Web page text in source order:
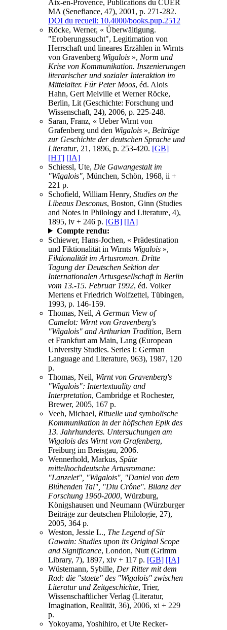
Aix-en-Provence, Publications du CUER
MA (Senefiance, 47), 2001, p. 271-282.
DOI du recueil: 10.4000/books.pup.2512
Röcke, Werner, « Überwältigung.
"Eroberungssucht", Legitimation von
Herrschaft und lineares Erzählen in Wirnts
von Gravenberg Wigalois », Norm und
Krise von Kommunikation. Inszenierungen
literarischer und sozialer Interaktion im
Mittelalter. Für Peter Moos, éd. Alois
Hahn, Gert Melville et Werner Röcke,
Berlin, Lit (Geschichte: Forschung und
Wissenschaft, 24), 2006, p. 225-248.
Saran, Franz, « Ueber Wirnt von
Grafenberg und den Wigalois », Beiträge
zur Geschichte der deutschen Sprache und
Literatur, 21, 1896, p. 253-420. [GB]
[HT] [IA]
Schiessl, Ute, Die Gawangestalt im
"Wigalois", München, Schön, 1968, ii +
221 p.
Schofield, William Henry, Studies on the
Libeaus Desconus, Boston, Ginn (Studies
and Notes in Philology and Literature, 4),
1895, iv + 246 p. [GB] [IA]
Compte rendu:
Schiewer, Hans-Jochen, « Prädestination
und Fiktionalität in Wirnts Wigalois »,
Fiktionalität im Artusroman. Dritte
Tagung der Deutschen Sektion der
Internationalen Artusgesellschaft in Berlin
vom 13.-15. Februar 1992, éd. Volker
Mertens et Friedrich Wolfzettel, Tübingen,
1993, p. 146-159.
Thomas, Neil, A German View of
Camelot: Wirnt von Gravenberg's
"Wigalois" and Arthurian Tradition, Bern
et Frankfurt am Main, Lang (European
University Studies. Series I: German
Language and Literature, 963), 1987, 120
p.
Thomas, Neil, Wirnt von Gravenberg's
"Wigalois": Intertextuality and
Interpretation, Cambridge et Rochester,
Brewer, 2005, 167 p.
Veeh, Michael, Rituelle und symbolische
Kommunikation in der höfischen Epik des
13. Jahrhunderts. Untersuchungen am
Wigalois des Wirnt von Grafenberg,
Freiburg im Breisgau, 2006.
Wennerhold, Markus, Späte
mittelhochdeutsche Artusromane:
"Lanzelet", "Wigalois", "Daniel von dem
Blühenden Tal", "Diu Crône". Bilanz der
Forschung 1960-2000, Würzburg,
Königshausen und Neumann (Würzburger
Beiträge zur deutschen Philologie, 27),
2005, 364 p.
Weston, Jessie L., The Legend of Sir
Gawain: Studies upon its Original Scope
and Significance, London, Nutt (Grimm
Library, 7), 1897, xiv + 117 p. [GB] [IA]
Wüstemann, Sybille, Der Ritter mit dem
Rad: die "staete" des "Wigalois" zwischen
Literatur und Zeitgeschichte, Trier,
Wissenschaftlicher Verlag (Literatur,
Imagination, Realität, 36), 2006, xi + 229
p.
Yokoyama, Yoshihiro, et Ute Recker-